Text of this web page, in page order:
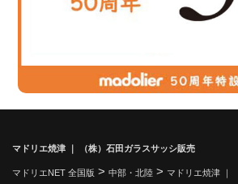
マドリエ焼津 ｜ （株）石田ガラスサッシ販売
マドリエNET 全国版 > 中部・北陸 > マドリエ焼津 ｜